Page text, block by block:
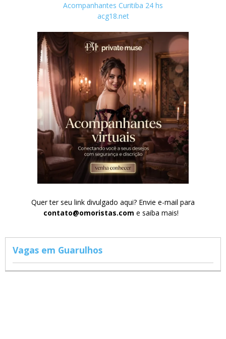
Acompanhantes Curitiba 24 hs
acg18.net
Quer ter seu link divulgado aqui? Envie e-mail para
contato@omoristas.com e saiba mais!
Vagas em Guarulhos